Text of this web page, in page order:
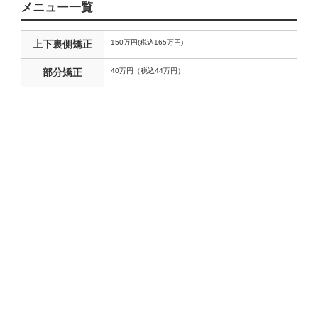
メニュー一覧
上下裏側矯正 150万円(税込165万円)
部分矯正 40万円（税込44万円）